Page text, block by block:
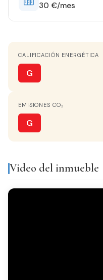
AGUA CALIENTE
Trastero
30 €/mes
CALIFICACIÓN ENERGÉTICA
G
EMISIONES CO₂
G
Video del inmueble